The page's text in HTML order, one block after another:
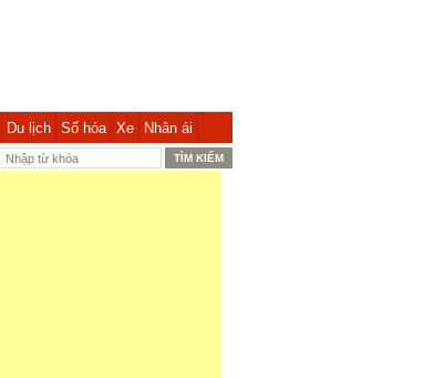
Du lịch Số hóa Xe Nhân ái